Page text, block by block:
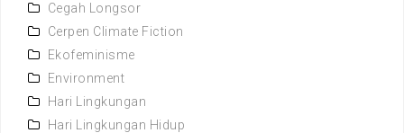
Cegah Longsor
Cerpen Climate Fiction
Ekofeminisme
Environment
Hari Lingkungan
Hari Lingkungan Hidup